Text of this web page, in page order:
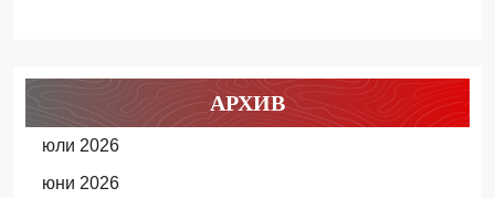
АРХИВ
юли 2026
юни 2026